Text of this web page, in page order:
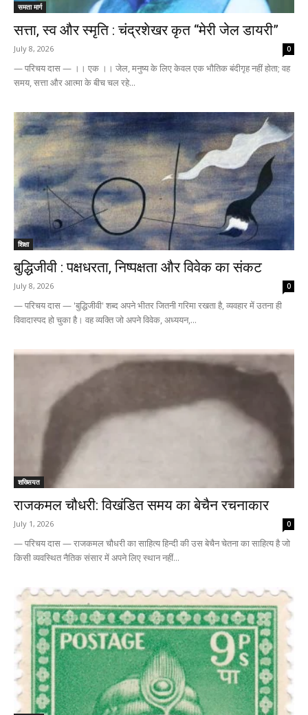
समता मार्ग
सत्ता, स्व और स्मृति : चंद्रशेखर कृत “मेरी जेल डायरी”
July 8, 2026 0
— परिचय दास — ।। एक ।। जेल, मनुष्य के लिए केवल एक भौतिक बंदीगृह नहीं होता; वह
समय, सत्ता और आत्मा के बीच चल रहे...
शिक्षा
बुद्धिजीवी : पक्षधरता, निष्पक्षता और विवेक का संकट
July 8, 2026 0
— परिचय दास — 'बुद्धिजीवी' शब्द अपने भीतर जितनी गरिमा रखता है, व्यवहार में उतना ही
विवादास्पद हो चुका है। वह व्यक्ति जो अपने विवेक, अध्ययन,...
शख्सियत
राजकमल चौधरी: विखंडित समय का बेचैन रचनाकार
July 1, 2026 0
— परिचय दास — राजकमल चौधरी का साहित्य हिन्दी की उस बेचैन चेतना का साहित्य है जो
किसी व्यवस्थित नैतिक संसार में अपने लिए स्थान नहीं...